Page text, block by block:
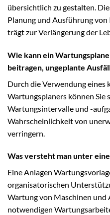
übersichtlich zu gestalten.
Planung und Ausführung
trägt zur Verlängerung der
Wie kann ein
beitragen, ungeplante
Durch die Verwendung eines
Wartungsplaners können Sie
Wartungsintervalle und -
Wahrscheinlichkeit von
verringern.
Was versteht man unter
Eine Anlagen
organisatorischen
Wartung von Maschinen und
notwendigen